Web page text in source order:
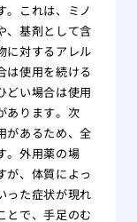
。これは、ミノ
、基剤として含
に対するアレル
は使用を続ける
どい場合は使用
あります。次
があるため、全
。外用薬の場
が、体質によっ
った症状が現れ
とで、手足のむ